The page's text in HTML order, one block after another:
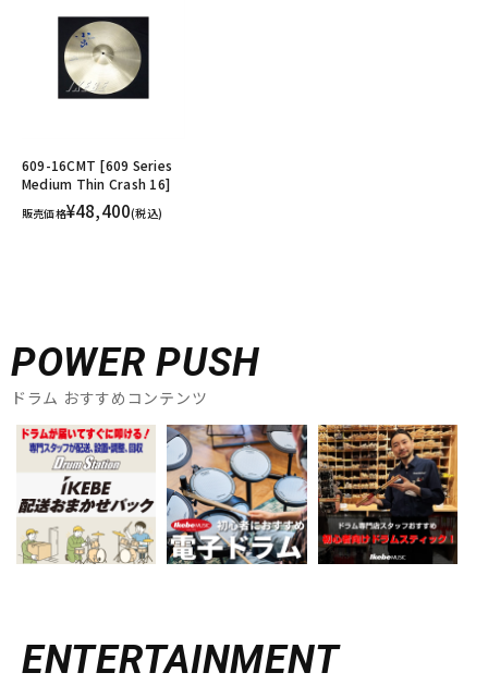
609-16CMT [609 Series
Medium Thin Crash 16]
販売価格¥48,400(税込)
POWER PUSH
ドラム おすすめコンテンツ
ENTERTAINMENT